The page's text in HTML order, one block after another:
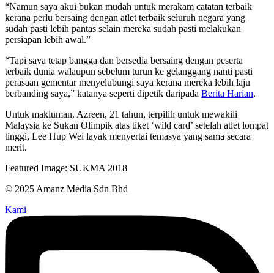
“Namun saya akui bukan mudah untuk merakam catatan terbaik
kerana perlu bersaing dengan atlet terbaik seluruh negara yang
sudah pasti lebih pantas selain mereka sudah pasti melakukan
persiapan lebih awal.”
“Tapi saya tetap bangga dan bersedia bersaing dengan peserta
terbaik dunia walaupun sebelum turun ke gelanggang nanti pasti
perasaan gementar menyelubungi saya kerana mereka lebih laju
berbanding saya,” katanya seperti dipetik daripada Berita Harian.
Untuk makluman, Azreen, 21 tahun, terpilih untuk mewakili
Malaysia ke Sukan Olimpik atas tiket ‘wild card’ setelah atlet lompat
tinggi, Lee Hup Wei layak menyertai temasya yang sama secara
merit.
Featured Image: SUKMA 2018
© 2025 Amanz Media Sdn Bhd
Kami